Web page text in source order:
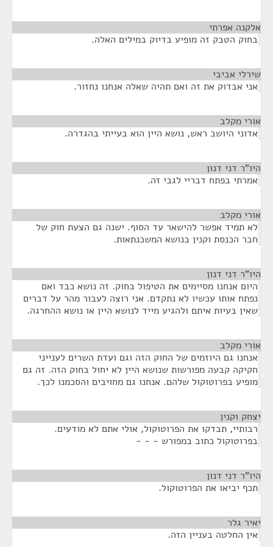
אלקנה אפרתי
בחוק הטבק זה מופיע בדיוק במילים האלה.
שירלי אביבי
אני אבדוק את זה ואם תהיה שאלה אנחנו נחזור.
אורי מקלב
אדוני היושב ראש, נושא היין הוא בעייתי בהגדרה.
היו"ר דני דנון
אמרתי בפתח דבריי לגבי זה.
אורי מקלב
לא תמיד אפשר להישאר עד הסוף. ישנה גם הצעת חוק של
חבר הכנסת וקנין בנושא המשכנתאות.
היו"ר דני דנון
היום אנחנו מסיימים את הטיפול בחוק. זה נושא כבד ואם
נפתח אותו עכשיו לא נתקדם. אני רוצה לעבור מהר על דברים
שאין בעיות איתם ולהגיע מייד לנושא היין או נושא ההחרגה.
אורי מקלב
אנחנו גם היוזמים של החוק הזה וגם ועדת השרים לענייני
חקיקה קבעה מפורשות שנושא היין לא יחול בחוק הזה. זה גם
מופיע בפרוטוקול שלהם. אנחנו גם מחויבים והסכמנו לכך.
יצחק וקנין
רבותיי, תבדקו את הפרוטוקול, אולי אתם לא מודעים.
בפרוטוקול כתוב במפורש - - -
היו"ר דני דנון
תכף יביאו את הפרוטוקול.
יאיר גלר
אין החלטה בעניין הזה.